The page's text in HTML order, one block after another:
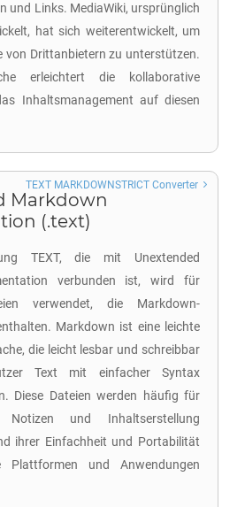
und Links. MediaWiki, ursprünglich
hat sich weiterentwickelt, um
von Drittanbietern zu unterstützen.
erleichtert die kollaborative
Inhaltsmanagement auf diesen
Markdown
(.text)
TEXT, die mit Unextended
verbunden ist, wird für
verwendet, die Markdown-
Markdown ist eine leichte
die leicht lesbar und schreibbar
Text mit einfacher Syntax
Diese Dateien werden häufig für
Notizen und Inhaltserstellung
ihrer Einfachheit und Portabilität
Plattformen und Anwendungen
TEXT MARKDOWNSTRICT Converter